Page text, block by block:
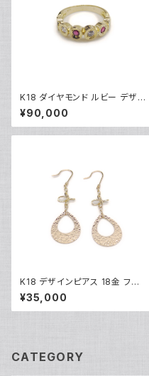
K18 ダイヤモンド ルビー デザイ
ンリング 18金 指輪 8号 Y0491
8
¥90,000
K18 デザインピアス 18金 フッ
クピアス Y05251
¥35,000
CATEGORY